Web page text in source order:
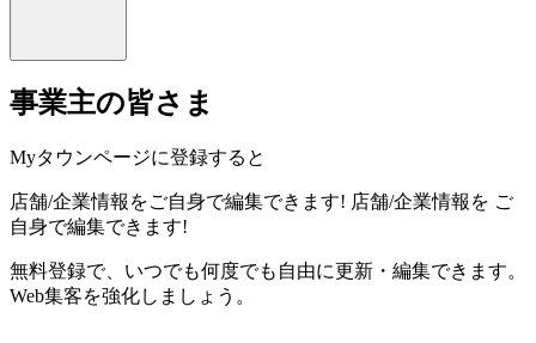
事業主の皆さま
Myタウンページに登録すると
店舗/企業情報をご自身で編集できます! 店舗/企業情報を ご
自身で編集できます!
無料登録で、いつでも何度でも自由に更新・編集できます。
Web集客を強化しましょう。